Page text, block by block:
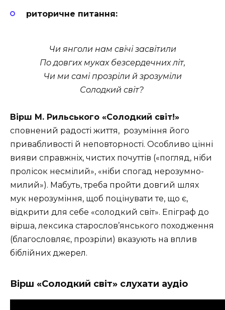
риторичне питання:
Чи янголи нам свічі засвітили
По довгих муках безсердечних літ,
Чи ми самі прозріли й зрозуміли
Солодкий світ?
Вірш М. Рильського «Солодкий світ!»
сповнений радості життя, розуміння його
привабливості й неповторності. Особливо цінні
вияви справжніх, чистих почуттів («погляд, ніби
пролісок несмілий», «ніби спогад нерозумно-
милий»). Мабуть, треба пройти довгий шлях
мук нерозуміння, щоб поцінувати те, що є,
відкрити для себе «солодкий світ». Епіграф до
вірша, лексика старослов’янського походження
(благословляє, прозріли) вказують на вплив
біблійних джерел.
Вірш «Солодкий світ» слухати аудіо